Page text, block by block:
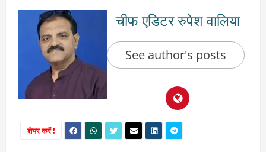
चीफ एडिटर रुपेश वालिया
See author's posts
शेयर करें !